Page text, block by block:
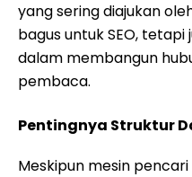
yang sering diajukan
bagus untuk SEO,
dalam membangun
pembaca.
Pentingnya Struktur
Meskipun mesin